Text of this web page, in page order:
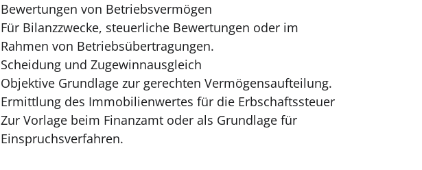
Bewertungen von Betriebsvermögen
Für Bilanzzwecke, steuerliche Bewertungen oder im
Rahmen von Betriebsübertragungen.
Scheidung und Zugewinnausgleich
Objektive Grundlage zur gerechten Vermögensaufteilung.
Ermittlung des Immobilienwertes für die Erbschaftssteuer
Zur Vorlage beim Finanzamt oder als Grundlage für
Einspruchsverfahren.